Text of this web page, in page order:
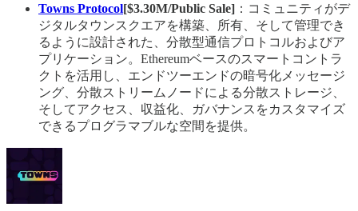
Towns Protocol[$3.30M/Public Sale] ：コミュニティがデ
ジタルタウンスクエアを構築、所有、そして管理でき
るように設計された、分散型通信プロトコルおよびア
プリケーション。Ethereumベースのスマートコントラ
クトを活用し、エンドツーエンドの暗号化メッセージ
ング、分散ストリームノードによる分散ストレージ、
そしてアクセス、収益化、ガバナンスをカスタマイズ
できるプログラマブルな空間を提供。